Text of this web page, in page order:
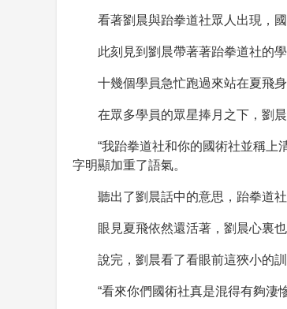
看著劉晨與跆拳道社眾人出現，
此刻見到劉晨帶著著跆拳道社的
十幾個學員急忙跑過來站在夏飛
在眾多學員的眾星捧月之下，劉
“我跆拳道社和你的國術社並稱上
字明顯加重了語氣。
聽出了劉晨話中的意思，跆拳道
眼見夏飛依然還活著，劉晨心裏
說完，劉晨看了看眼前這狹小的
“看來你們國術社真是混得有夠淒